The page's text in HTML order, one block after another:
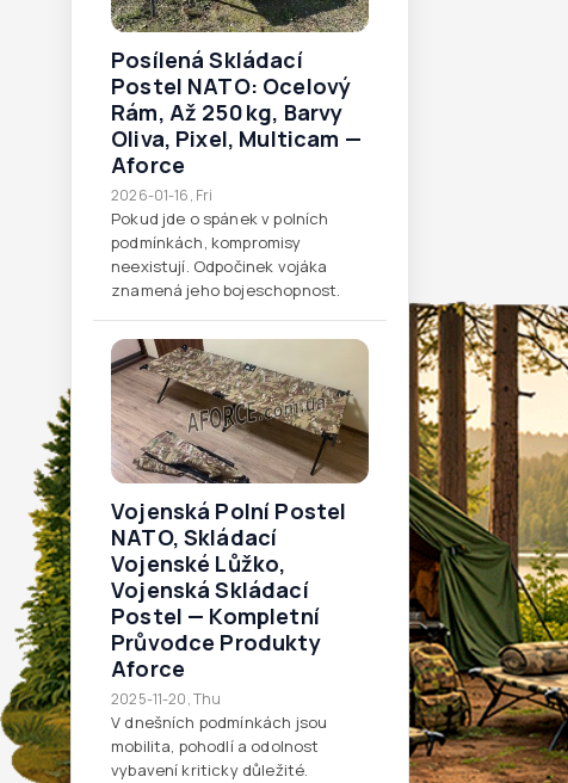
Posílená Skládací
Postel NATO: Ocelový
Rám, Až 250 Kg, Barvy
Oliva, Pixel, Multicam —
Aforce
2026-01-16, Fri
Pokud jde o spánek v polních
podmínkách, kompromisy
neexistují. Odpočinek vojáka
znamená jeho bojeschopnost.
Vojenská Polní Postel
NATO, Skládací
Vojenské Lůžko,
Vojenská Skládací
Postel — Kompletní
Průvodce Produkty
Aforce
2025-11-20, Thu
V dnešních podmínkách jsou
mobilita, pohodlí a odolnost
vybavení kriticky důležité.